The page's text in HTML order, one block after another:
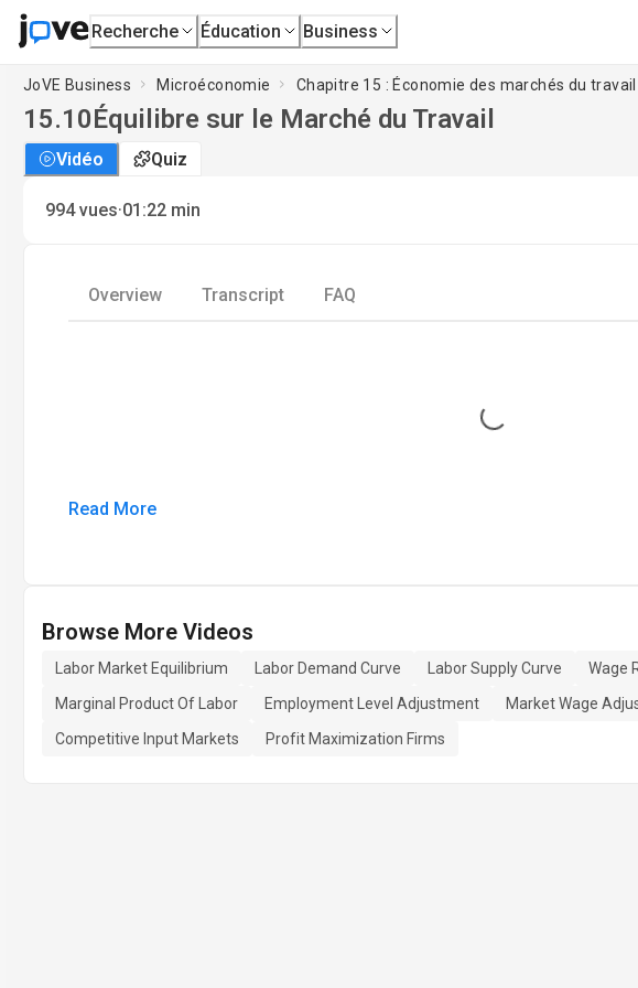
Recherche Éducation Business
JoVE Business Microéconomie Chapitre 15 : Économie des marchés du travail
15.10Équilibre sur le Marché du Travail
Vidéo Quiz
994 vues·01:22 min
Overview Transcript FAQ
Loading...
Read More
Browse More Videos
Labor Market Equilibrium Labor Demand Curve Labor Supply Curve
Wage
Marginal Product Of Labor
Employment Level Adjustment Market Wage
Competitive Input Markets
Profit Maximization Firms